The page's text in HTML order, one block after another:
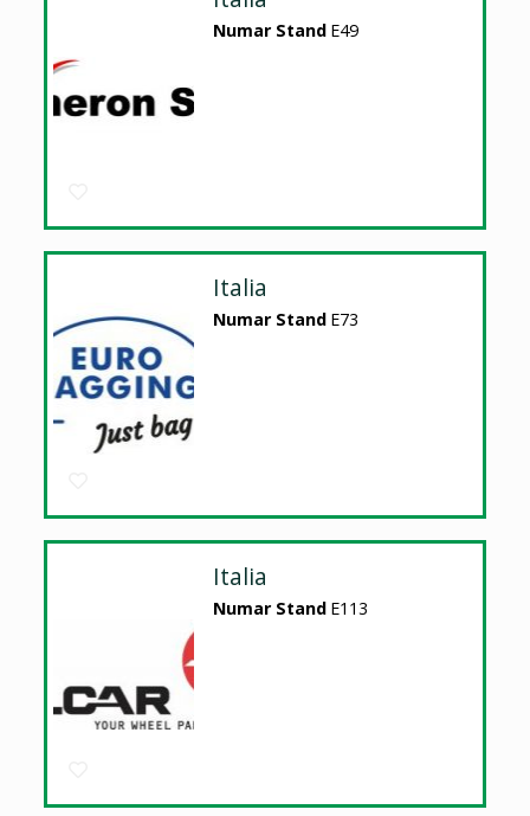
Numar Stand E49
Italia
Numar Stand E73
Italia
Numar Stand E113